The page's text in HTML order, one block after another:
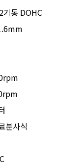
기통 DOHC
분사식